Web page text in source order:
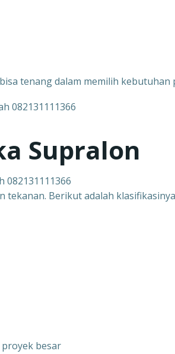
tenang dalam memilih kebutuhan
Supralon
082131111366
tekanan. Berikut adalah
besar